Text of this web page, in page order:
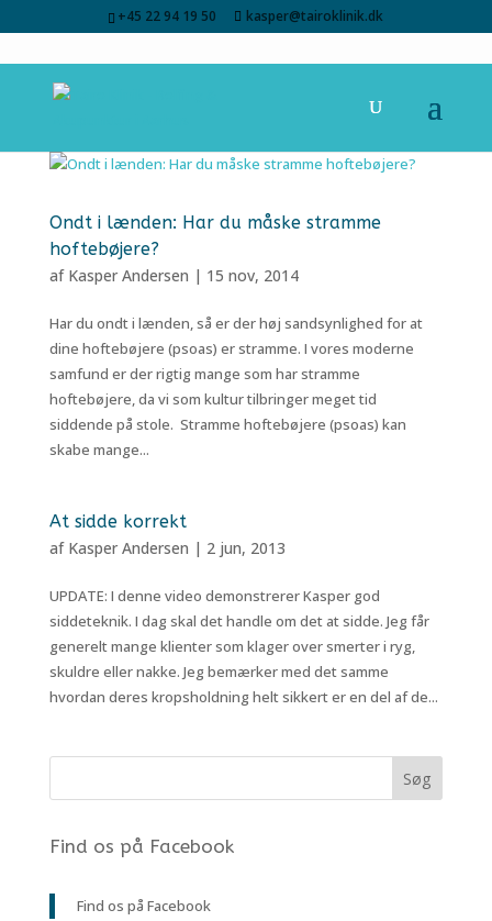
+45 22 94 19 50 kasper@tairoklinik.dk
Ondt i lænden: Har du måske stramme
hoftebøjere?
af Kasper Andersen | 15 nov, 2014
Har du ondt i lænden, så er der høj sandsynlighed for at
dine hoftebøjere (psoas) er stramme. I vores moderne
samfund er der rigtig mange som har stramme
hoftebøjere, da vi som kultur tilbringer meget tid
siddende på stole. Stramme hoftebøjere (psoas) kan
skabe mange...
At sidde korrekt
af Kasper Andersen | 2 jun, 2013
UPDATE: I denne video demonstrerer Kasper god
siddeteknik. I dag skal det handle om det at sidde. Jeg får
generelt mange klienter som klager over smerter i ryg,
skuldre eller nakke. Jeg bemærker med det samme
hvordan deres kropsholdning helt sikkert er en del af de...
Find os på Facebook
Find os på Facebook